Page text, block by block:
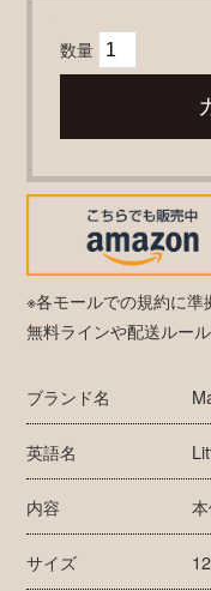
数量
※各モールでの規約に
無料ラインや配送ルー
ブランド名
英語名
内容
サイズ